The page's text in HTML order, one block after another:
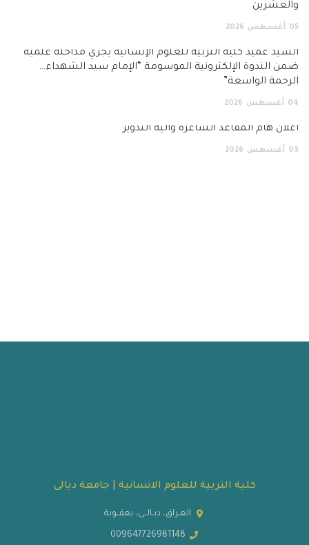
والعشرين
05 أغسطس 2026
السيد عميد كلية التربية للعلوم الإنسانية يجري مداخلة علمية
ضمن الندوة الإلكترونية الموسومة “الإمام سيد الشهداء…
الرحمة الواسعة”
04 أغسطس 2026
اعلان هام المقاعد الشاغرة وآلية التدوير
03 أغسطس 2026
كلية التربية للعلوم الانسانية | جامعة ديالى
العـراق، ديـالــى، بعقــوبة
009647726981148